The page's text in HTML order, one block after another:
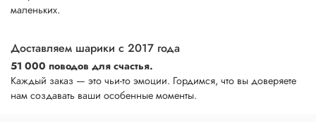
маленьких.
Доставляем шарики с 2017 года
51 000 поводов для счастья.
Каждый заказ — это чьи-то эмоции. Гордимся, что вы доверяете
нам создавать ваши особенные моменты.